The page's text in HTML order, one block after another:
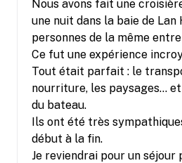
Nous avons fait une
une nuit dans la baie de
personnes de la même
Ce fut une expérience
Tout était parfait : le
nourriture, les paysages…
du bateau.
Ils ont été très
début à la fin.
Je reviendrai pour un séjour